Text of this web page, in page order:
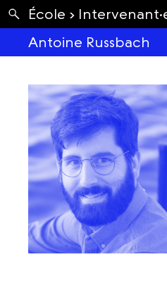
École ›
Antoine Russbach